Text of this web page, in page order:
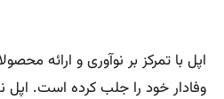
اپل با تمرکز بر نوآوری و ارائه
وفادار خود را جلب کرده است. اپل